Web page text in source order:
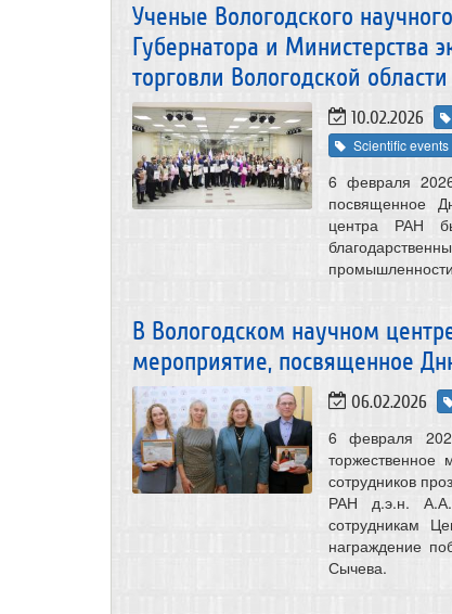
Ученые Вологодского
Губернатора и Министерства
торговли Вологодской
10.02.2026
Scientific events
6 февраля
посвященное
центра РАН
промышленности
В Вологодском научном
мероприятие, посвященное
06.02.2026
6 февраля
торжественное
сотрудников
РАН д.э.н.
сотрудникам
награждение
Сычева.